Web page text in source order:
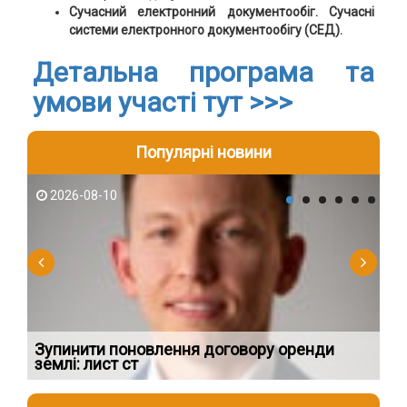
Сучасний електронний документообіг. Сучасні
системи електронного документообігу (СЕД).
Детальна програма та
умови участі тут >>>
Популярні новини
2026-08-10
Зупинити поновлення договору оренди
землі: лист ст